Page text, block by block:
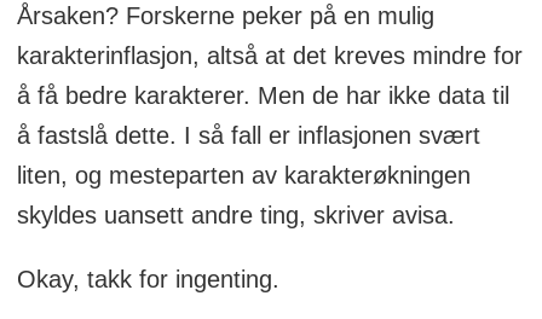
Årsaken? Forskerne peker på en mulig
karakterinflasjon, altså at det kreves mindre for
å få bedre karakterer. Men de har ikke data til
å fastslå dette. I så fall er inflasjonen svært
liten, og mesteparten av karakterøkningen
skyldes uansett andre ting, skriver avisa.
Okay, takk for ingenting.